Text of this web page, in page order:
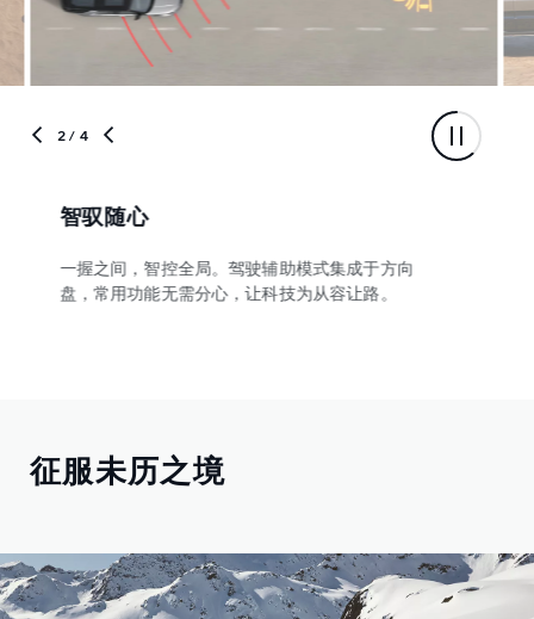
2/ 4
智驭随心
一握之间，智控全局。驾驶辅助模式集成于方向
盘，常用功能无需分心，让科技为从容让路。
征服未历之境